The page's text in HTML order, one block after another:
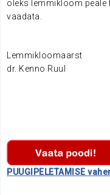
oleks lemmikloom
vaadata.
Lemmikloomaarst
dr. Kenno Ruul
PUUGIPELETAMISE